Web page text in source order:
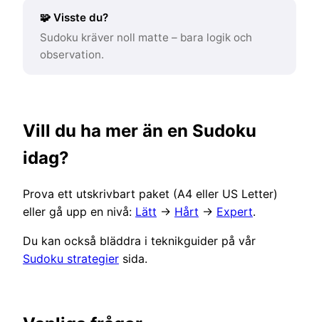
🧩 Visste du?
Sudoku kräver noll matte – bara logik och
observation.
Vill du ha mer än en Sudoku
idag?
Prova ett utskrivbart paket (A4 eller US Letter)
eller gå upp en nivå: Lätt → Hårt → Expert.
Du kan också bläddra i teknikguider på vår
Sudoku strategier sida.